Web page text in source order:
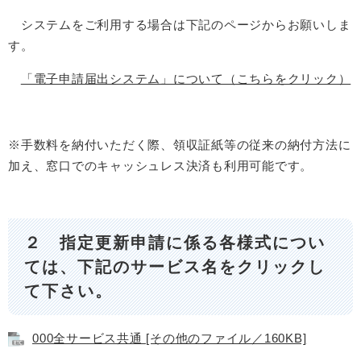
システムをご利用する場合は下記のページからお願いしま
す。
「電子申請届出システム」について（こちらをクリック）
※手数料を納付いただく際、領収証紙等の従来の納付方法に
加え、窓口でのキャッシュレス決済も利用可能です。
２ 指定更新申請に係る各様式につい
ては、下記のサービス名をクリックし
て下さい。
000全サービス共通 [その他のファイル／160KB]